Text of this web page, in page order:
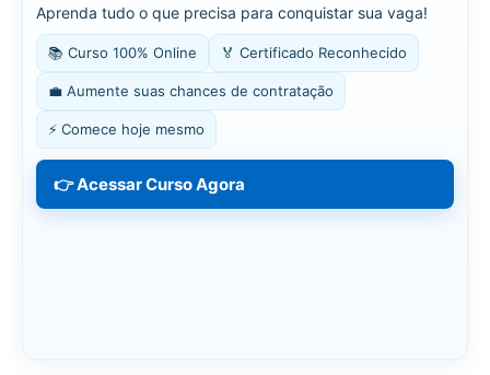
Aprenda tudo o que precisa para conquistar sua vaga!
📚 Curso 100% Online 🏅 Certificado Reconhecido
💼 Aumente suas chances de contratação
⚡ Comece hoje mesmo
👉 Acessar Curso Agora